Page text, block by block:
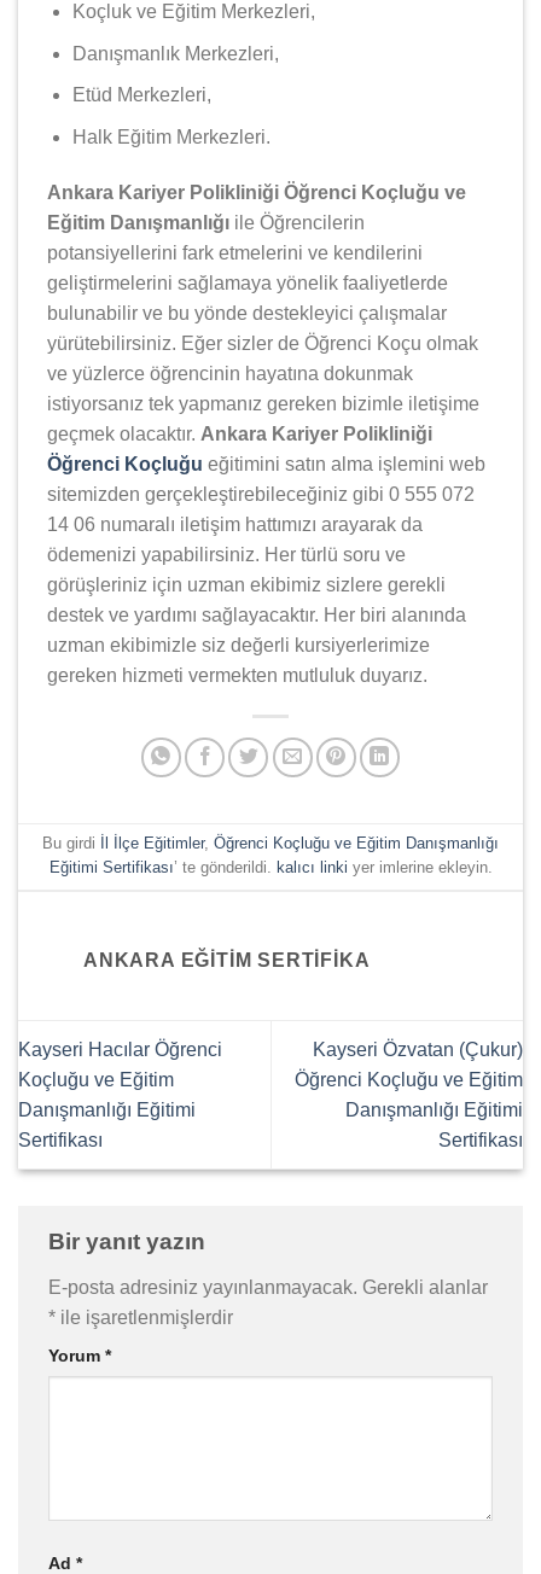
Koçluk ve Eğitim Merkezleri,
Danışmanlık Merkezleri,
Etüd Merkezleri,
Halk Eğitim Merkezleri.
Ankara Kariyer Polikliniği Öğrenci Koçluğu ve
Eğitim Danışmanlığı ile Öğrencilerin
potansiyellerini fark etmelerini ve kendilerini
geliştirmelerini sağlamaya yönelik faaliyetlerde
bulunabilir ve bu yönde destekleyici çalışmalar
yürütebilirsiniz. Eğer sizler de Öğrenci Koçu olmak
ve yüzlerce öğrencinin hayatına dokunmak
istiyorsanız tek yapmanız gereken bizimle iletişime
geçmek olacaktır. Ankara Kariyer Polikliniği
Öğrenci Koçluğu eğitimini satın alma işlemini web
sitemizden gerçekleştirebileceğiniz gibi 0 555 072
14 06 numaralı iletişim hattımızı arayarak da
ödemenizi yapabilirsiniz. Her türlü soru ve
görüşleriniz için uzman ekibimiz sizlere gerekli
destek ve yardımı sağlayacaktır. Her biri alanında
uzman ekibimizle siz değerli kursiyerlerimize
gereken hizmeti vermekten mutluluk duyarız.
Bu girdi İl İlçe Eğitimler, Öğrenci Koçluğu ve Eğitim Danışmanlığı
Eğitimi Sertifikası’ te gönderildi. kalıcı linki yer imlerine ekleyin.
ANKARA EĞITIM SERTIFIKA
Kayseri Hacılar Öğrenci
Koçluğu ve Eğitim
Danışmanlığı Eğitimi
Sertifikası
Kayseri Özvatan (Çukur)
Öğrenci Koçluğu ve Eğitim
Danışmanlığı Eğitimi
Sertifikası
Bir yanıt yazın
E-posta adresiniz yayınlanmayacak. Gerekli alanlar
* ile işaretlenmişlerdir
Yorum *
Ad *